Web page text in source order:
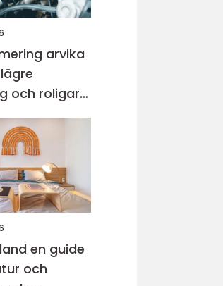
arvika
och roligare
guide
och